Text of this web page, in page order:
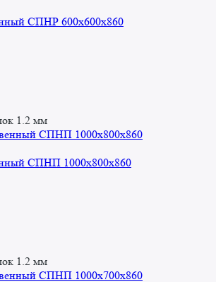
СПНР 600х600х860
1.2 мм
СПНП 1000х800х860
1.2 мм